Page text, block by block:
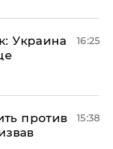
Украина
16:25
против
15:38